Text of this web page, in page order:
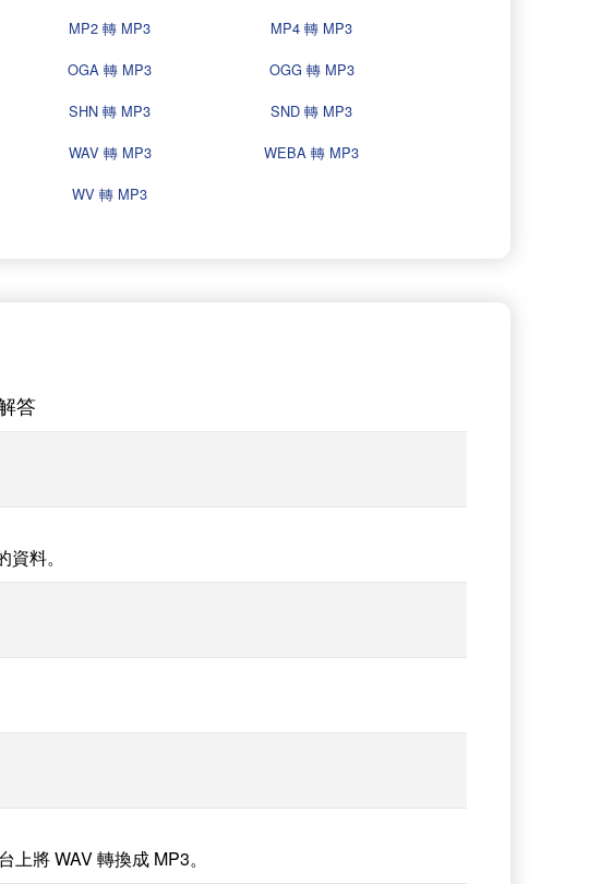
MP2 轉 MP3
MP4 轉 MP3
OGA 轉 MP3
OGG 轉 MP3
SHN 轉 MP3
SND 轉 MP3
WAV 轉 MP3
WEBA 轉 MP3
WV 轉 MP3
答
料。
將 WAV 轉換成 MP3。